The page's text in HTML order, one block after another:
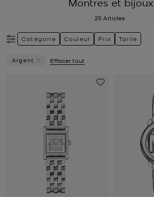
25 Articles
Catégorie Couleur Prix Taille
Argent
Effacer tout